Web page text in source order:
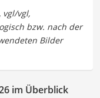
im Überblick